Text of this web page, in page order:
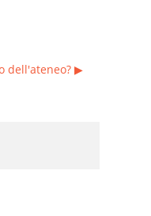
dell'ateneo? ▶︎